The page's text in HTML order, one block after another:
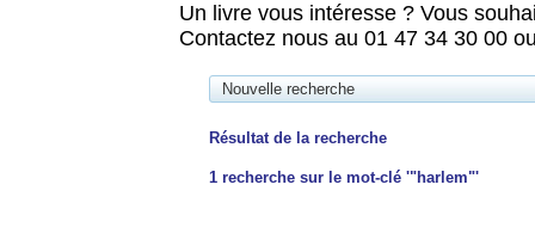
Un livre vous intéresse ? Vous
Contactez nous au 01 47 34 30 00
Nouvelle recherche
Résultat de la recherche
1 recherche sur le mot-clé '"harlem"'